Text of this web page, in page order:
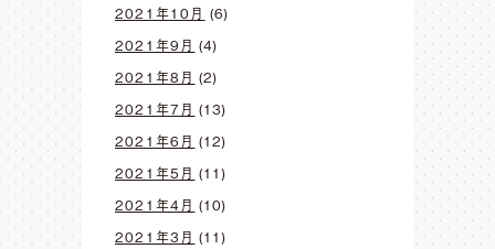
2021年10月 (6)
2021年9月 (4)
2021年8月 (2)
2021年7月 (13)
2021年6月 (12)
2021年5月 (11)
2021年4月 (10)
2021年3月 (11)